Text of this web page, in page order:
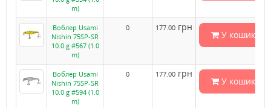
m)
Воблер Usami
Nishin 75SP-SR
10.0 g #567 (1.0
m)
0 177.00 грн
У кошик
Воблер Usami
Nishin 75SP-SR
10.0 g #594 (1.0
m)
0 177.00 грн
У кошик